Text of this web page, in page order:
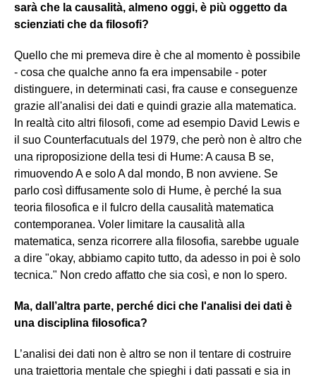
sarà che la causalità, almeno oggi, è più oggetto da
scienziati che da filosofi?
Quello che mi premeva dire è che al momento è possibile
- cosa che qualche anno fa era impensabile - poter
distinguere, in determinati casi, fra cause e conseguenze
grazie all'analisi dei dati e quindi grazie alla matematica.
In realtà cito altri filosofi, come ad esempio David Lewis e
il suo Counterfacutuals del 1979, che però non è altro che
una riproposizione della tesi di Hume: A causa B se,
rimuovendo A e solo A dal mondo, B non avviene. Se
parlo così diffusamente solo di Hume, è perché la sua
teoria filosofica e il fulcro della causalità matematica
contemporanea. Voler limitare la causalità alla
matematica, senza ricorrere alla filosofia, sarebbe uguale
a dire "okay, abbiamo capito tutto, da adesso in poi è solo
tecnica." Non credo affatto che sia così, e non lo spero.
Ma, dall’altra parte, perché dici che l'analisi dei dati è
una disciplina filosofica?
L’analisi dei dati non è altro se non il tentare di costruire
una traiettoria mentale che spieghi i dati passati e sia in